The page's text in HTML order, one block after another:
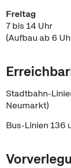
Freitag
7 bis 14 Uhr
(Aufbau ab 6
Stadtbahn-
Neumarkt)
Bus-Linien 136